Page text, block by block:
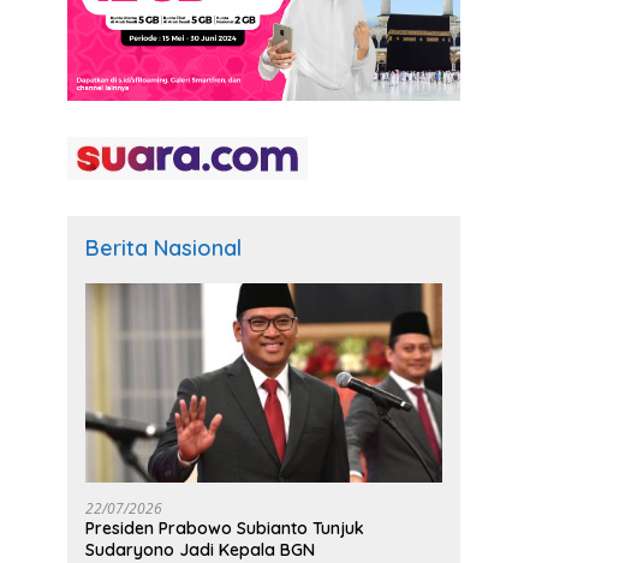
Berita Nasional
22/07/2026
Presiden Prabowo Subianto Tunjuk
Sudaryono Jadi Kepala BGN